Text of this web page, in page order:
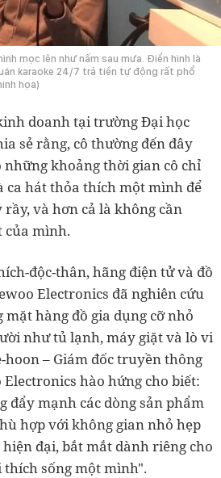
mọc lên như nấm sau mưa. Điển hình là
karaoke 24/7 trả tiền tự động rất phổ
họa)
doanh tại trường Đại học
sẻ rằng, cô thường đến đây
những khoảng thời gian cô chỉ
ca hát thỏa thích một mình để
và hơn cả là không cần
của mình.
độc-thân, hãng điện tử và đồ
Electronics đã nghiên cứu
hàng đồ gia dụng cỡ nhỏ
như tủ lạnh, máy giặt và lò vi
hoon – Giám đốc truyền thông
Electronics hào hứng cho biết:
đẩy mạnh các dòng sản phẩm
hợp với không gian nhỏ hẹp
đại, bắt mắt dành riêng cho
sống một mình".